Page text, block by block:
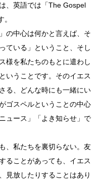
、英語では「The Gospel
の中心は何かと言えば、そ
ている」ということ、そし
様を私たちのもとに遣わし
いうことです。そのイエス
る、どんな時にも一緒にい
ゴスペルということの中心
ュース」「よき知らせ」で
、私たちを裏切らない。友
ることがあっても、イエス
見放したりすることはあり